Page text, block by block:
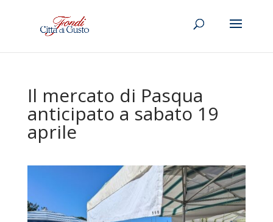
Il mercato di Pasqua
anticipato a sabato 19
aprile